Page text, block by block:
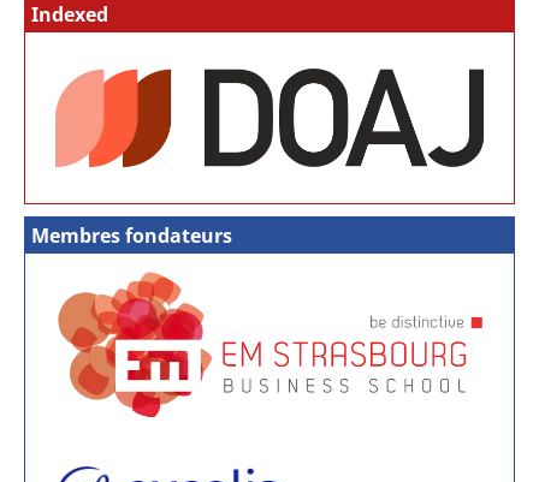
Indexed
Membres fondateurs